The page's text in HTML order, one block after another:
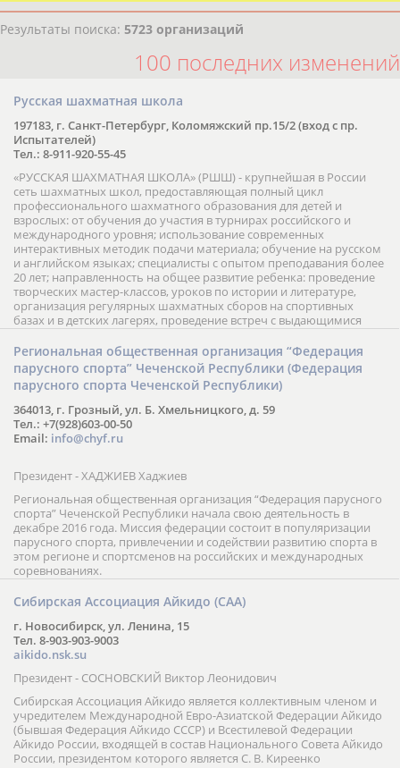
Результаты поиска: 5723 организаций
100 последних изменений
Русская шахматная школа
197183, г. Санкт-Петербург, Коломяжский пр.15/2 (вход с пр.
Испытателей)
Тел.: 8-911-920-55-45
«РУССКАЯ ШАХМАТНАЯ ШКОЛА» (РШШ) - крупнейшая в России
сеть шахматных школ, предоставляющая полный цикл
профессионального шахматного образования для детей и
взрослых: от обучения до участия в турнирах российского и
международного уровня; использование современных
интерактивных методик подачи материала; обучение на русском
и английском языках; специалисты с опытом преподавания более
20 лет; направленность на общее развитие ребенка: проведение
творческих мастер-классов, уроков по истории и литературе,
организация регулярных шахматных сборов на спортивных
базах и в детских лагерях, проведение встреч с выдающимися
шахматистами; корпоративное обучение; онлайн обучение в
форме вебинаров и индивидуальных занятий, круглые столы
российских и международных тренеров, организация фестивалей;
онлайн трансляция мероприятий и турниров.
Региональная общественная организация “Федерация
парусного спорта” Чеченской Республики (Федерация
парусного спорта Чеченской Республики)
364013, г. Грозный, ул. Б. Хмельницкого, д. 59
Тел.: +7(928)603-00-50
Email: info@chyf.ru
Президент - ХАДЖИЕВ Хаджиев
Региональная общественная организация “Федерация парусного
спорта” Чеченской Республики начала свою деятельность в
декабре 2016 года. Миссия федерации состоит в популяризации
парусного спорта, привлечении и содействии развитию спорта в
этом регионе и спортсменов на российских и международных
соревнованиях.
Сибирская Ассоциация Айкидо (САА)
г. Новосибирск, ул. Ленина, 15
Тел. 8-903-903-9003
aikido.nsk.su
Президент - СОСНОВСКИЙ Виктор Леонидович
Сибирская Ассоциация Айкидо является коллективным членом и
учредителем Международной Евро-Азиатской Федерации Айкидо
(бывшая Федерация Айкидо СССР) и Всестилевой Федерации
Айкидо России, входящей в состав Национального Совета Айкидо
России, президентом которого является С. В. Киреенко